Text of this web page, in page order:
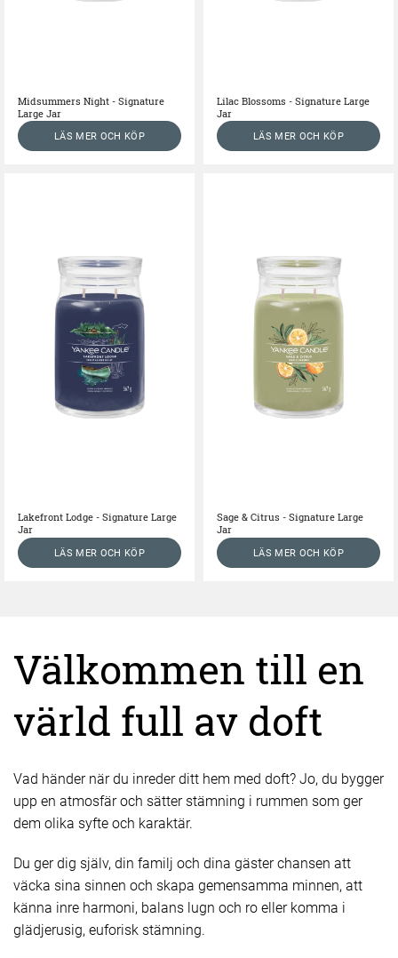
Midsummers Night - Signature
Large Jar
LÄS MER OCH KÖP
Lilac Blossoms - Signature Large
Jar
LÄS MER OCH KÖP
Lakefront Lodge - Signature Large
Jar
LÄS MER OCH KÖP
Sage & Citrus - Signature Large
Jar
LÄS MER OCH KÖP
Välkommen till en
värld full av doft
Vad händer när du inreder ditt hem med doft? Jo, du bygger
upp en atmosfär och sätter stämning i rummen som ger
dem olika syfte och karaktär.
Du ger dig själv, din familj och dina gäster chansen att
väcka sina sinnen och skapa gemensamma minnen, att
känna inre harmoni, balans lugn och ro eller komma i
glädjerusig, euforisk stämning.